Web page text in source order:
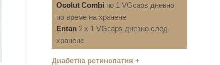
Ocolut Combi по 1 VGcaps дневно
по време на хранене
Entan 2 x 1 VGcaps дневно след
хранене
Диабетна ретинопатия +